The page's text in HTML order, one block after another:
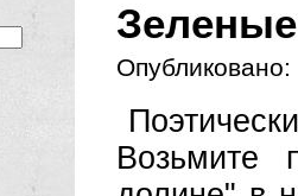
Опубликовано:
Возьмите